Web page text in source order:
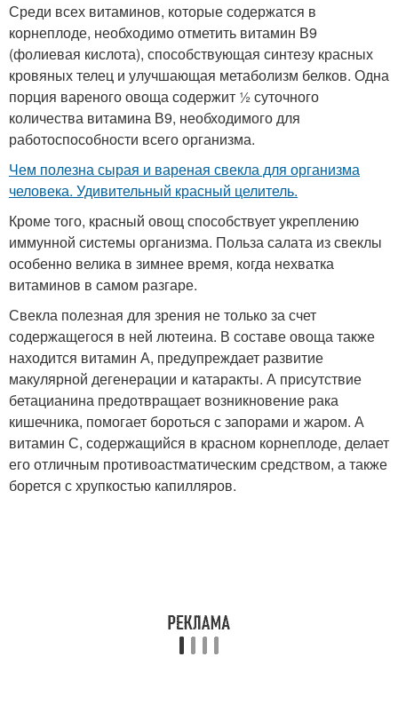
Среди всех витаминов, которые содержатся в
корнеплоде, необходимо отметить витамин В9
(фолиевая кислота), способствующая синтезу красных
кровяных телец и улучшающая метаболизм белков. Одна
порция вареного овоща содержит ½ суточного
количества витамина В9, необходимого для
работоспособности всего организма.
Чем полезна сырая и вареная свекла для организма
человека. Удивительный красный целитель.
Кроме того, красный овощ способствует укреплению
иммунной системы организма. Польза салата из свеклы
особенно велика в зимнее время, когда нехватка
витаминов в самом разгаре.
Свекла полезная для зрения не только за счет
содержащегося в ней лютеина. В составе овоща также
находится витамин А, предупреждает развитие
макулярной дегенерации и катаракты. А присутствие
бетацианина предотвращает возникновение рака
кишечника, помогает бороться с запорами и жаром. А
витамин С, содержащийся в красном корнеплоде, делает
его отличным противоастматическим средством, а также
борется с хрупкостью капилляров.